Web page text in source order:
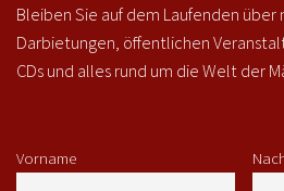
Bleiben Sie auf dem Laufenden
Darbietungen, öffentlichen
CDs und alles rund um die Welt der
Vorname